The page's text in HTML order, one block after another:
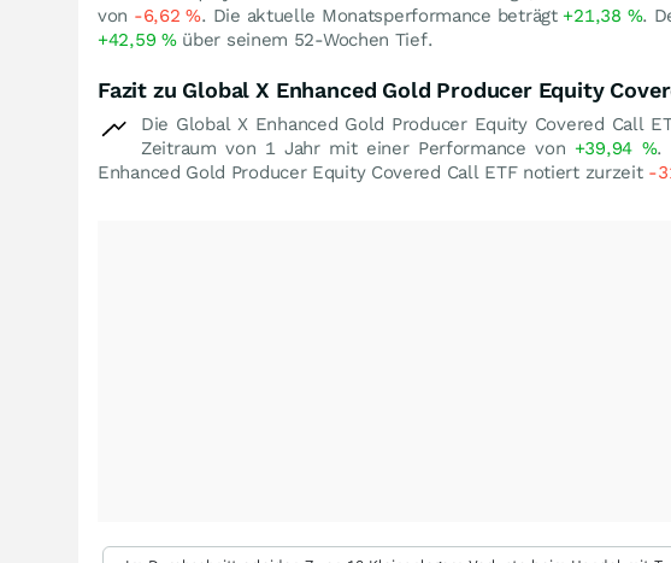
von -6,62%. Die aktuelle Monatsperformance beträgt +21,38 %.
+42,59 %über seinem 52-Wochen Tief.
Fazit zu Global X Enhanced Gold Producer Equity
Die Global X Enhanced Gold Producer Equity Covered Call
Zeitraum von 1 Jahr mit einer Performance von +39,94 %.
Enhanced Gold Producer Equity Covered Call ETF notiert zurzeit -